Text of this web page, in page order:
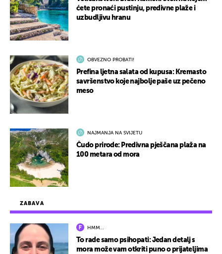
ZABAVA
HMM…
To rade samo psihopati: Jedan detalj s
mora može vam otkriti puno o prijateljima
ćete pronaći pustinju, predivne plaže i
uzbudljivu hranu
OBVEZNO PROBATI!
Prefina ljetna salata od kupusa: Kremasto
savršenstvo koje najbolje paše uz pečeno
meso
NAJMANJA NA SVIJETU
Čudo prirode: Predivna pješčana plaža na
100 metara od mora